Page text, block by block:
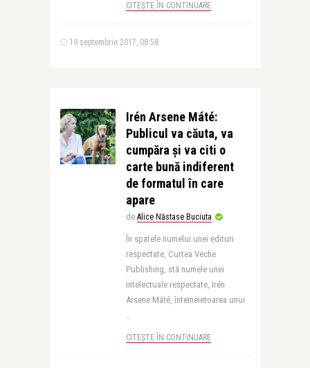
CITEȘTE ÎN CONTINUARE
19 septembrie 2017, 08:58
Irén Arsene Máté:
Publicul va căuta, va
cumpăra şi va citi o
carte bună indiferent
de formatul în care
apare
de Alice Năstase Buciuta
În spatele numelui unei edituri
respectate, Curtea Veche
Publishing, stă numele unei
intelectuale respectate, Irén
Arsene Máté, întemeietoarea unui
..
CITEȘTE ÎN CONTINUARE